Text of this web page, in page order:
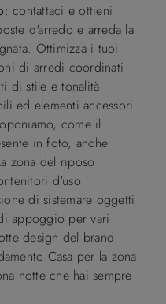
: contattaci e ottieni
d'arredo e arreda la
Ottimizza i tuoi
di arredi coordinati
di stile e tonalità
ed elementi accessori
come il
in foto, anche
zona del riposo
d'uso
di sistemare oggetti
appoggio per vari
design del brand
Casa per la zona
notte che hai sempre